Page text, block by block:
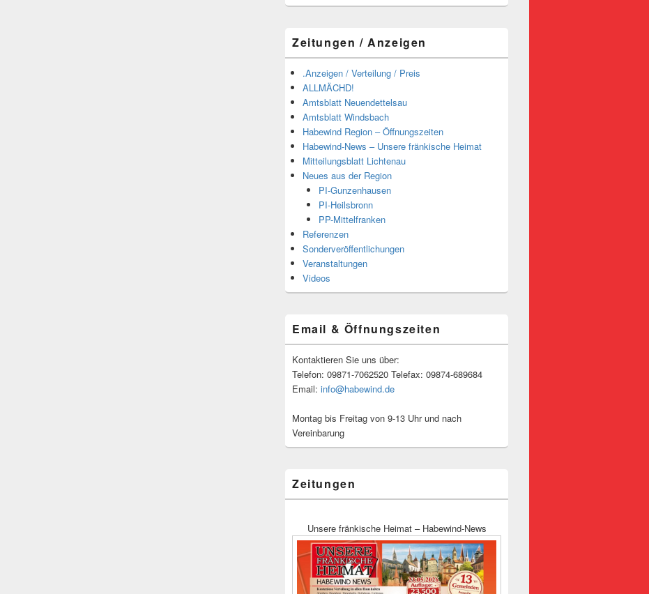
Zeitungen / Anzeigen
.Anzeigen / Verteilung / Preis
ALLMÄCHD!
Amtsblatt Neuendettelsau
Amtsblatt Windsbach
Habewind Region – Öffnungszeiten
Habewind-News – Unsere fränkische Heimat
Mitteilungsblatt Lichtenau
Neues aus der Region
PI-Gunzenhausen
PI-Heilsbronn
PP-Mittelfranken
Referenzen
Sonderveröffentlichungen
Veranstaltungen
Videos
Email & Öffnungszeiten
Kontaktieren Sie uns über:
Telefon: 09871-7062520 Telefax: 09874-689684
Email: info@habewind.de
Montag bis Freitag von 9-13 Uhr und nach
Vereinbarung
Zeitungen
Unsere fränkische Heimat – Habewind-News